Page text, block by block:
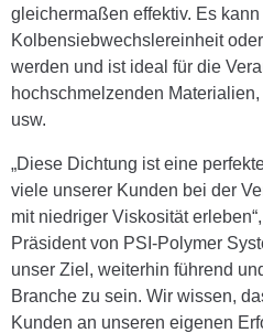
gleichermaßen effektiv. Es
Kolbensiebwechslereinheit
werden und ist ideal für die
hochschmelzenden
usw.
„Diese Dichtung ist eine
viele unserer Kunden bei der
mit niedriger Viskosität
Präsident von PSI-Polymer
unser Ziel, weiterhin führend
Branche zu sein. Wir wissen,
Kunden an unseren eigenen